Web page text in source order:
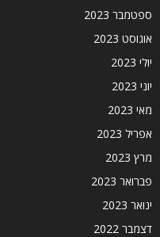
ספטמבר 2023
אוגוסט 2023
יולי 2023
יוני 2023
מאי 2023
אפריל 2023
מרץ 2023
פברואר 2023
ינואר 2023
דצמבר 2022